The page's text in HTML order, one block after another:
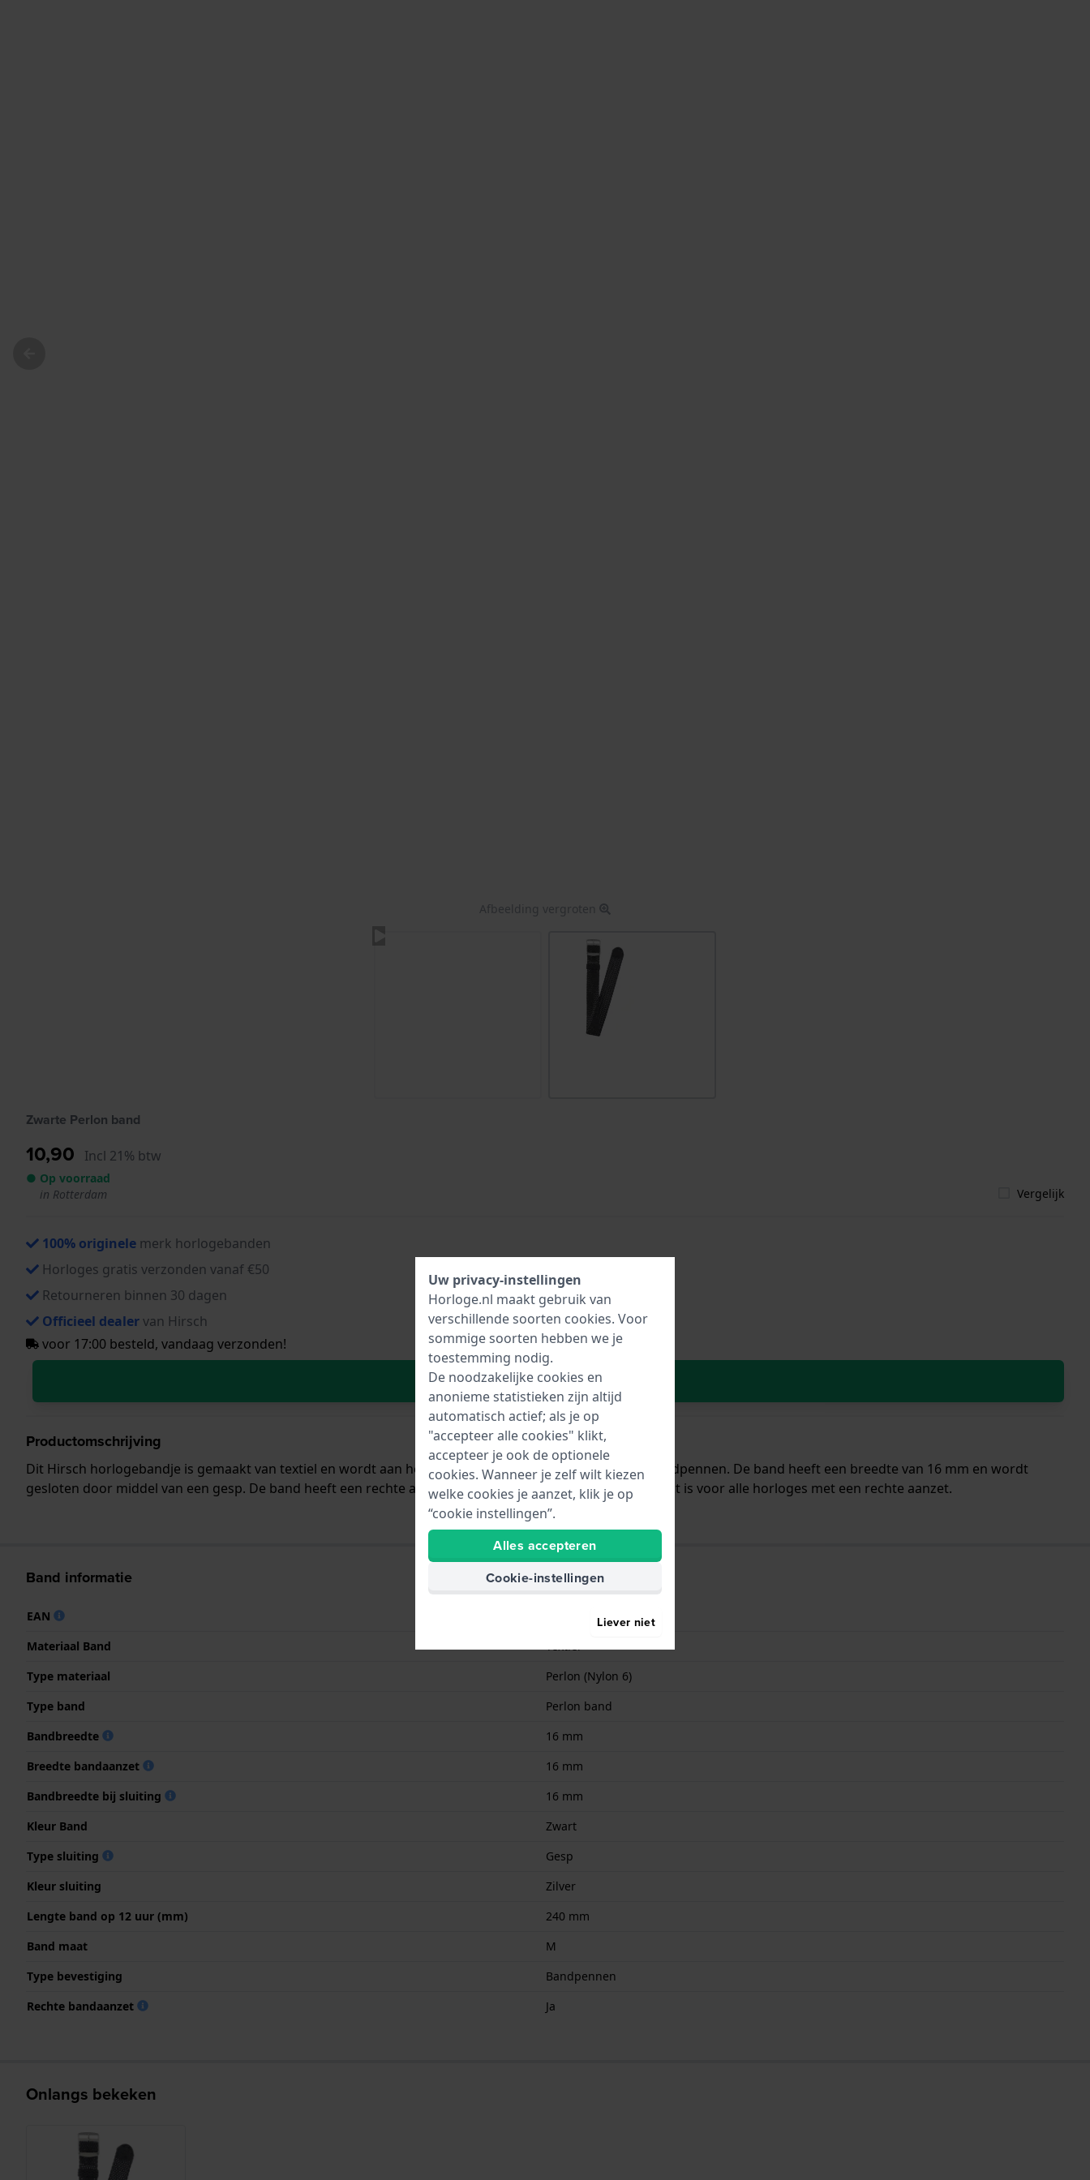
Afbeelding vergroten
Zwarte Perlon band
10,90 Incl 21% btw
● Op voorraad
in Rotterdam
Vergelijk
100% originele merk horlogebanden
Horloges gratis verzonden vanaf €50
Retourneren binnen 30 dagen
Officieel dealervan Hirsch
voor 17:00 besteld, vandaag verzonden!
In Winkelwagen
Productomschrijving
Dit Hirsch horlogebandje is gemaakt van textiel en wordt aan het horloge bevestigd door middel van bandpennen. De band heeft een breedte van 16 mm en wordt
gesloten door middel van een gesp. De band heeft een rechte aanzet wat betekent dat deze band geschikt is voor alle horloges met een rechte aanzet.
Band informatie
EAN
9008678952776
Materiaal Band
Type materiaal
Perlon (Nylon 6)
Type band
Perlon band
Bandbreedte
16 mm
Breedte bandaanzet
16 mm
Bandbreedte bij sluiting
16 mm
Kleur Band
Zwart
Type sluiting
Gesp
Kleur sluiting
Zilver
Lengte band op 12 uur (mm)
240 mm
Band maat
M
Type bevestiging
Bandpennen
Rechte bandaanzet
Ja
Onlangs bekeken
Uw privacy-instellingen
Horloge.nl maakt gebruik van
verschillende soorten cookies. Voor
sommige soorten hebben we je
toestemming nodig.
De noodzakelijke cookies en
anonieme statistieken zijn altijd
automatisch actief; als je op
"accepteer alle cookies" klikt,
accepteer je ook de optionele
cookies. Wanneer je zelf wilt kiezen
welke cookies je aanzet, klik je op
“cookie instellingen”.
Alles accepteren
Cookie-instellingen
Liever niet